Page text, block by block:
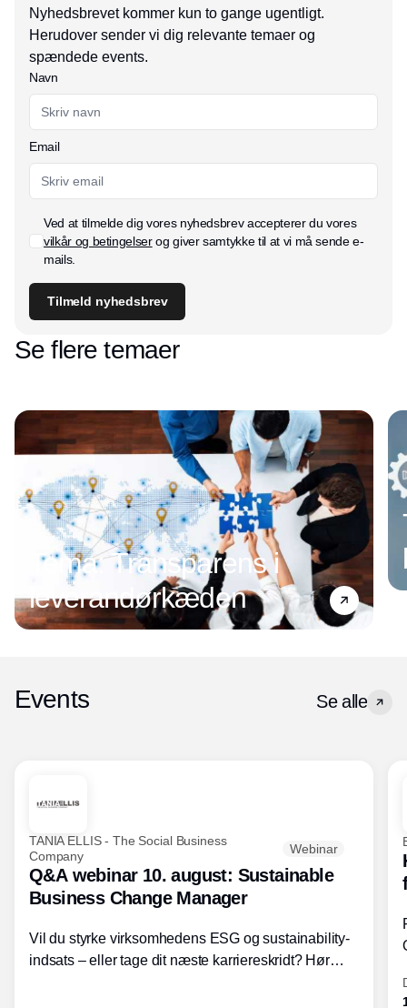
Nyhedsbrevet kommer kun to gange ugentligt.
Herudover sender vi dig relevante temaer og
spændede events.
Navn
Email
Ved at tilmelde dig vores nyhedsbrev accepterer du vores
vilkår og betingelserog giver samtykke til at vi må sende e-
mails.
Tilmeld nyhedsbrev
Se flere temaer
Tema: Transparens i
leverandørkæden
Events Se alle
TANIA ELLIS - The Social Business
Company
Webinar
Q&A webinar 10. august: Sustainable
Business Change Manager
Vil du styrke virksomhedens ESG og sustainability-
indsats – eller tage dit næste karriereskridt? Hør